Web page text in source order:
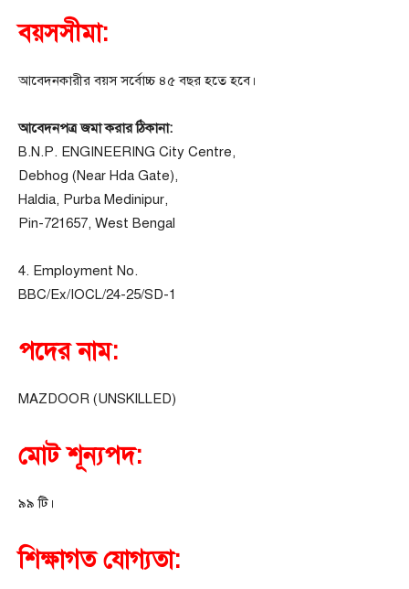
বয়সসীমা:
আবেদনকারীর বয়স সর্বোচ্চ ৪৫ বছর হতে হবে।
আবেদনপত্র জমা করার ঠিকানা:
B.N.P. ENGINEERING City Centre,
Debhog (Near Hda Gate),
Haldia, Purba Medinipur,
Pin-721657, West Bengal
4. Employment No.
BBC/Ex/IOCL/24-25/SD-1
পদের নাম:
MAZDOOR (UNSKILLED)
মোট শূন্যপদ:
৯৯ টি।
শিক্ষাগত যোগ্যতা: